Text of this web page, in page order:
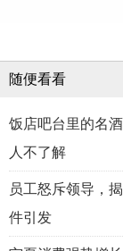
随便看看
饭店吧台里的名
人不了解
员工怒斥领导，
件引发